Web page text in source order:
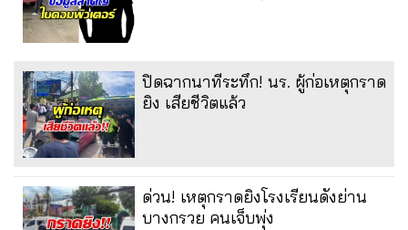
ปิดฉากนาทีระทึก! นร. ผู้ก่อเหตุกราด
ยิง เสียชีวิตแล้ว
ด่วน! เหตุกราดยิงโรงเรียนดังย่าน
บางกรวย คนเจ็บพุ่ง